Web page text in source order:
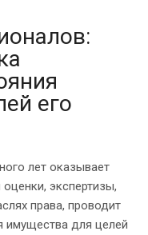
его
лет оказывает
экспертизы,
права, проводит
имущества для целей